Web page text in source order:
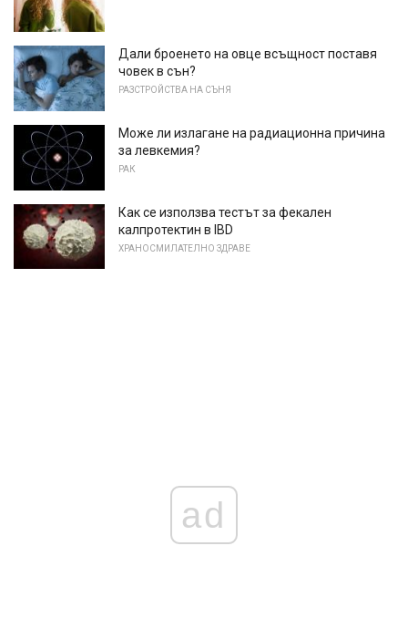
Дали броенето на овце всъщност поставя
човек в сън?
РАЗСТРОЙСТВА НА СЪНЯ
Може ли излагане на радиационна причина
за левкемия?
РАК
Как се използва тестът за фекален
калпротектин в IBD
ХРАНОСМИЛАТЕЛНО ЗДРАВЕ
ad